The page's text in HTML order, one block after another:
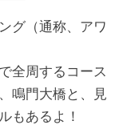
グ（通称、アワ
全周するコース
鳴門大橋と、見
もあるよ！